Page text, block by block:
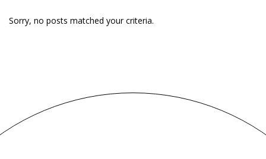
Sorry, no posts matched your criteria.